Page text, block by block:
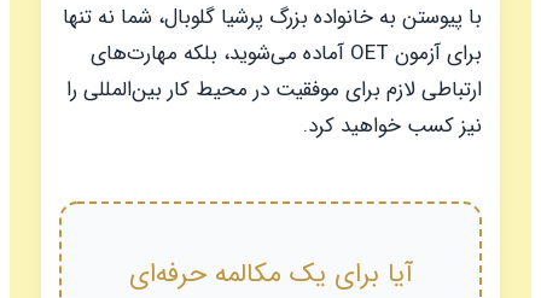
با پیوستن به خانواده بزرگ پرشیا گلوبال، شما نه تنها
برای آزمون OET آماده می‌شوید، بلکه مهارت‌های
ارتباطی لازم برای موفقیت در محیط کار بین‌المللی را
نیز کسب خواهید کرد.
آیا برای یک مکالمه حرفه‌ای